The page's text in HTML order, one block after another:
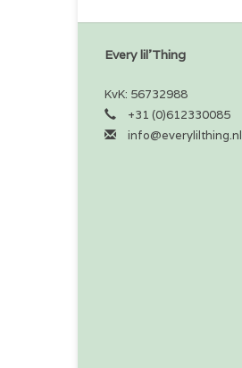
Every lil'Thing
KvK: 56732988
+31 (0)612330085
info@everylilthing.nl